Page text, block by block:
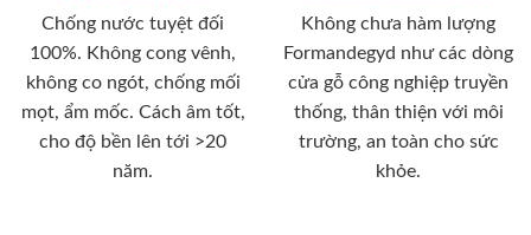
Chống nước tuyệt đối
100%. Không cong vênh,
không co ngót, chống mối
mọt, ẩm mốc. Cách âm tốt,
cho độ bền lên tới >20
năm.
Không chưa hàm lượng
Formandegyd như các dòng
cửa gỗ công nghiệp truyền
thống, thân thiện với môi
trường, an toàn cho sức
khỏe.